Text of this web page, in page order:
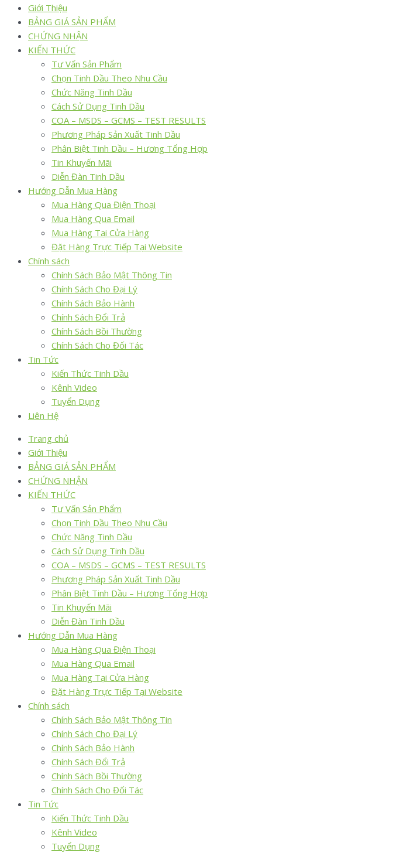
Giới Thiệu
BẢNG GIÁ SẢN PHẨM
CHỨNG NHẬN
KIẾN THỨC
Tư Vấn Sản Phẩm
Chọn Tinh Dầu Theo Nhu Cầu
Chức Năng Tinh Dầu
Cách Sử Dụng Tinh Dầu
COA – MSDS – GCMS – TEST RESULTS
Phương Pháp Sản Xuất Tinh Dầu
Phân Biệt Tinh Dầu – Hương Tổng Hợp
Tin Khuyến Mãi
Diễn Đàn Tinh Dầu
Hướng Dẫn Mua Hàng
Mua Hàng Qua Điện Thoại
Mua Hàng Qua Email
Mua Hàng Tại Cửa Hàng
Đặt Hàng Trực Tiếp Tại Website
Chính sách
Chính Sách Bảo Mật Thông Tin
Chính Sách Cho Đại Lý
Chính Sách Bảo Hành
Chính Sách Đổi Trả
Chính Sách Bồi Thường
Chính Sách Cho Đối Tác
Tin Tức
Kiến Thức Tinh Dầu
Kênh Video
Tuyển Dụng
Liên Hệ
Trang chủ
Giới Thiệu
BẢNG GIÁ SẢN PHẨM
CHỨNG NHẬN
KIẾN THỨC
Tư Vấn Sản Phẩm
Chọn Tinh Dầu Theo Nhu Cầu
Chức Năng Tinh Dầu
Cách Sử Dụng Tinh Dầu
COA – MSDS – GCMS – TEST RESULTS
Phương Pháp Sản Xuất Tinh Dầu
Phân Biệt Tinh Dầu – Hương Tổng Hợp
Tin Khuyến Mãi
Diễn Đàn Tinh Dầu
Hướng Dẫn Mua Hàng
Mua Hàng Qua Điện Thoại
Mua Hàng Qua Email
Mua Hàng Tại Cửa Hàng
Đặt Hàng Trực Tiếp Tại Website
Chính sách
Chính Sách Bảo Mật Thông Tin
Chính Sách Cho Đại Lý
Chính Sách Bảo Hành
Chính Sách Đổi Trả
Chính Sách Bồi Thường
Chính Sách Cho Đối Tác
Tin Tức
Kiến Thức Tinh Dầu
Kênh Video
Tuyển Dụng